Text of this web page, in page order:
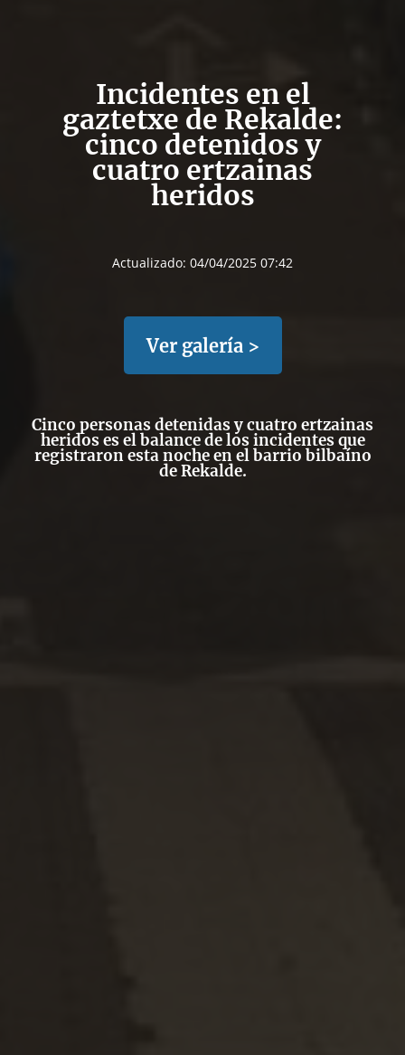
Incidentes en el
gaztetxe de Rekalde:
cinco detenidos y
cuatro ertzainas
heridos
Actualizado: 04/04/2025 07:42
Ver galería >
Cinco personas detenidas y cuatro ertzainas
heridoses el balance de los incidentesque
registraron esta noche en el barrio bilbaíno
de Rekalde.